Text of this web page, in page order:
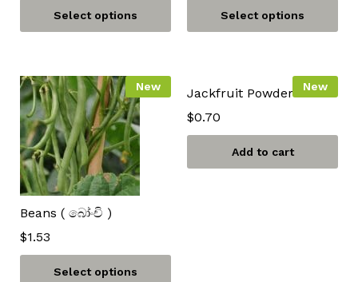
Select options Select options
New
Beans ( බෝංචි )
$1.53
Select options
New
Jackfruit Powder
$0.70
Add to cart